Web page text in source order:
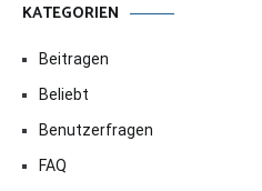
KATEGORIEN
Beitragen
Beliebt
Benutzerfragen
FAQ